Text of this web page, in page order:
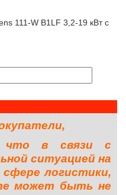
111-W B1LF 3,2-19 кВт с
что в связи с
ситуацией на
логистики,
может быть не